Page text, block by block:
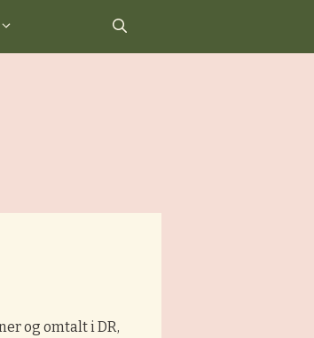
og omtalt i DR,